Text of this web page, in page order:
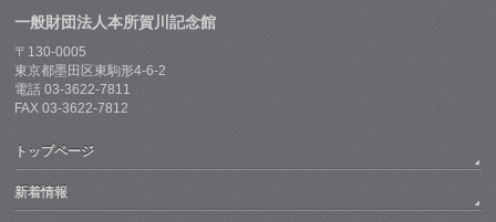
一般財団法人本所賀川記念館
〒130-0005
東京都墨田区東駒形4-6-2
電話 03-3622-7811
FAX 03-3622-7812
トップページ
新着情報